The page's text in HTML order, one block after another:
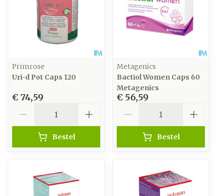
Primrose
Uri-d Pot Caps 120
€ 74,59
Bestel
Metagenics
Bactiol Women Caps 60
Metagenics
€ 56,59
Bestel